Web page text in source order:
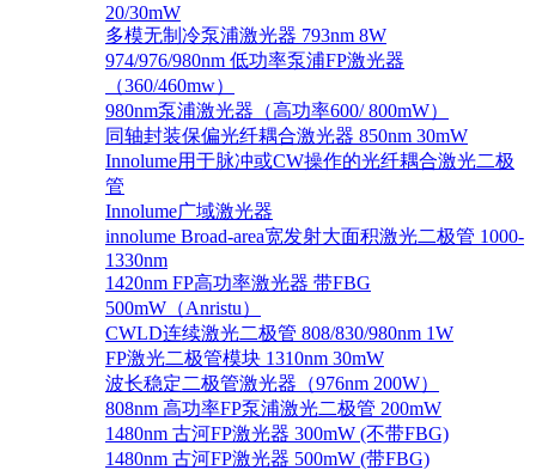
20/30mW
多模无制冷泵浦激光器 793nm 8W
974/976/980nm 低功率泵浦FP激光器
（360/460mw）
980nm泵浦激光器（高功率600/ 800mW）
同轴封装保偏光纤耦合激光器 850nm 30mW
Innolume用于脉冲或CW操作的光纤耦合激光二极
管
Innolume广域激光器
innolume Broad-area宽发射大面积激光二极管 1000-
1330nm
1420nm FP高功率激光器 带FBG
500mW（Anristu）
CWLD连续激光二极管 808/830/980nm 1W
FP激光二极管模块 1310nm 30mW
波长稳定二极管激光器（976nm 200W）
808nm 高功率FP泵浦激光二极管 200mW
1480nm 古河FP激光器 300mW (不带FBG)
1480nm 古河FP激光器 500mW (带FBG)